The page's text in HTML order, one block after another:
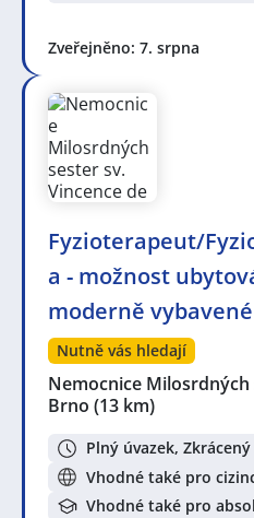
Zveřejněno: 7. srpna
Fyzioterapeut/
a - možnost
moderně
Nutně vás hledají
Nemocnice
Brno (13 km)
Plný úvazek,
Vhodné také pro
Vhodné také pro